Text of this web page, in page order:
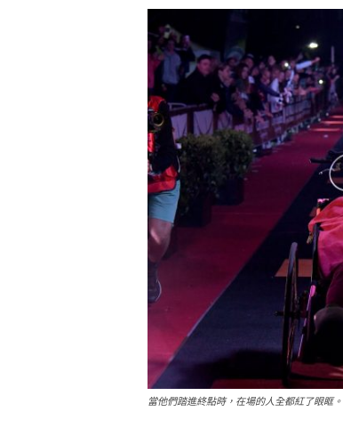
當他們踏進終點時，在場的人全都紅了眼眶。